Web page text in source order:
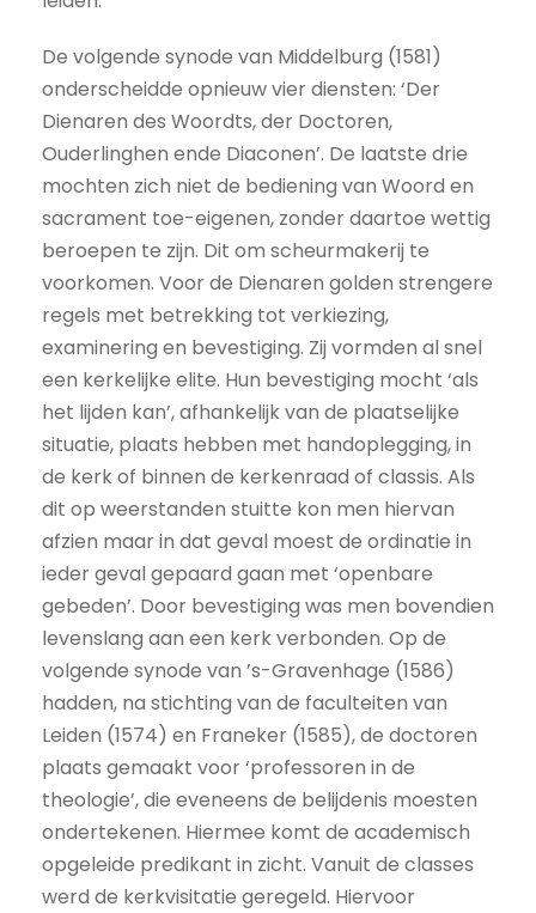
De volgende synode van Middelburg (1581)
onderscheidde opnieuw vier diensten: ‘Der
Dienaren des Woordts, der Doctoren,
Ouderlinghen ende Diaconen’. De laatste drie
mochten zich niet de bediening van Woord en
sacrament toe-eigenen, zonder daartoe wettig
beroepen te zijn. Dit om scheurmakerij te
voorkomen. Voor de Dienaren golden strengere
regels met betrekking tot verkiezing,
examinering en bevestiging. Zij vormden al snel
een kerkelijke elite. Hun bevestiging mocht ‘als
het lijden kan’, afhankelijk van de plaatselijke
situatie, plaats hebben met handoplegging, in
de kerk of binnen de kerkenraad of classis. Als
dit op weerstanden stuitte kon men hiervan
afzien maar in dat geval moest de ordinatie in
ieder geval gepaard gaan met ‘openbare
gebeden’. Door bevestiging was men bovendien
levenslang aan een kerk verbonden. Op de
volgende synode van ’s-Gravenhage (1586)
hadden, na stichting van de faculteiten van
Leiden (1574) en Franeker (1585), de doctoren
plaats gemaakt voor ‘professoren in de
theologie’, die eveneens de belijdenis moesten
ondertekenen. Hiermee komt de academisch
opgeleide predikant in zicht. Vanuit de classes
werd de kerkvisitatie geregeld. Hiervoor